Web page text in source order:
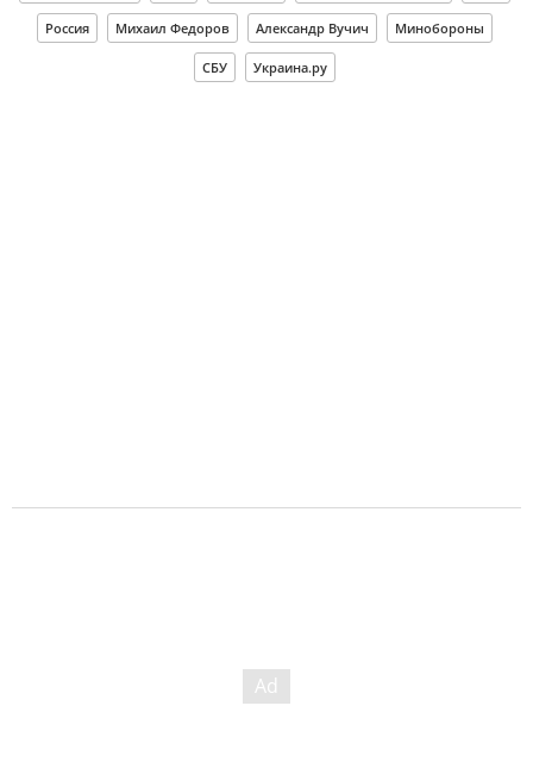
Россия Михаил Федоров Александр Вучич Минобороны
СБУ Украина.ру